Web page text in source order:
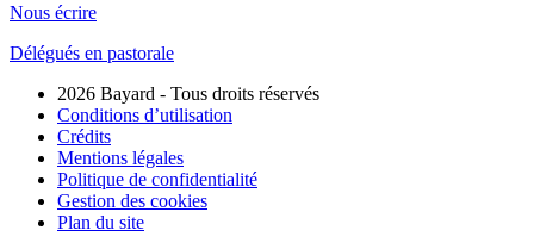
Nous écrire
Délégués en pastorale
2026 Bayard - Tous droits réservés
Conditions d’utilisation
Crédits
Mentions légales
Politique de confidentialité
Gestion des cookies
Plan du site